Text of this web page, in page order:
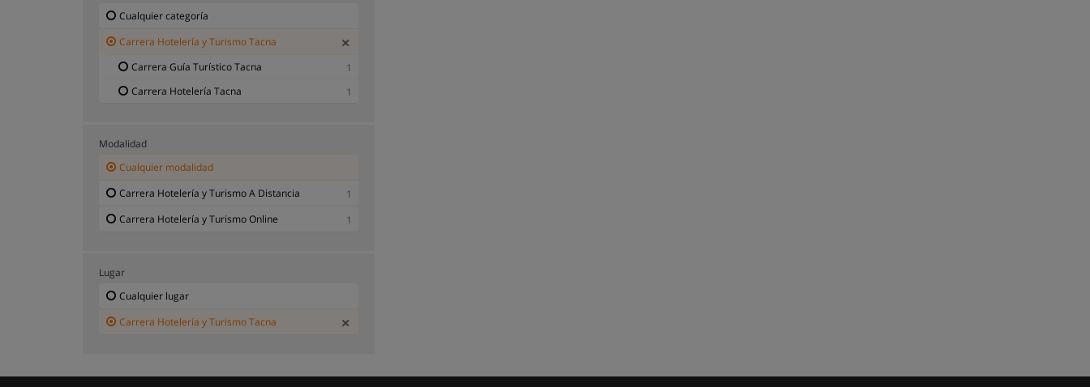
Cualquier categoría
Carrera Hotelería y Turismo Tacna
Carrera Guía Turístico Tacna
1
Carrera Hotelería Tacna
1
Modalidad
Cualquier modalidad
Carrera Hotelería y Turismo A Distancia
1
Carrera Hotelería y Turismo Online
1
Lugar
Cualquier lugar
Carrera Hotelería y Turismo Tacna